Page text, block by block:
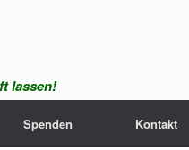
lassen!
Spenden Kontakt